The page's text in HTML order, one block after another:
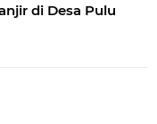
di Desa Pulu